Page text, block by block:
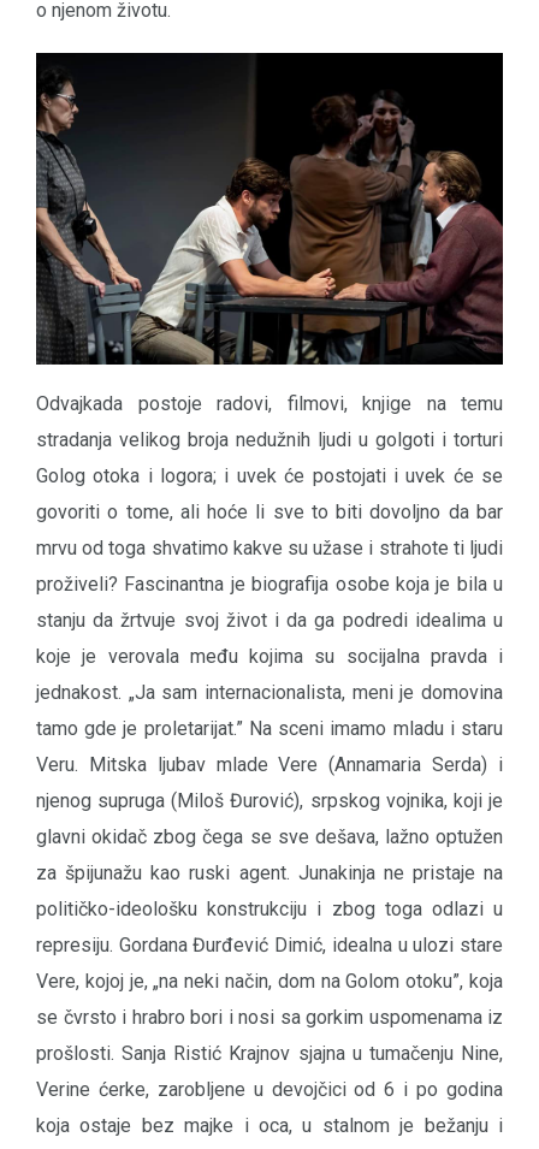
o njenom životu.
Odvajkada postoje radovi, filmovi, knjige na temu
stradanja velikog broja nedužnih ljudi u golgoti i torturi
Golog otoka i logora; i uvek će postojati i uvek će se
govoriti o tome, ali hoće li sve to biti dovoljno da bar
mrvu od toga shvatimo kakve su užase i strahote ti ljudi
proživeli? Fascinantna je biografija osobe koja je bila u
stanju da žrtvuje svoj život i da ga podredi idealima u
koje je verovala među kojima su socijalna pravda i
jednakost. „Ja sam internacionalista, meni je domovina
tamo gde je proletarijat.” Na sceni imamo mladu i staru
Veru. Mitska ljubav mlade Vere (Annamaria Serda) i
njenog supruga (Miloš Đurović), srpskog vojnika, koji je
glavni okidač zbog čega se sve dešava, lažno optužen
za špijunažu kao ruski agent. Junakinja ne pristaje na
političko-ideološku konstrukciju i zbog toga odlazi u
represiju. Gordana Đurđević Dimić, idealna u ulozi stare
Vere, kojoj je, „na neki način, dom na Golom otoku”, koja
se čvrsto i hrabro bori i nosi sa gorkim uspomenama iz
prošlosti. Sanja Ristić Krajnov sjajna u tumačenju Nine,
Verine ćerke, zarobljene u devojčici od 6 i po godina
koja ostaje bez majke i oca, u stalnom je bežanju i